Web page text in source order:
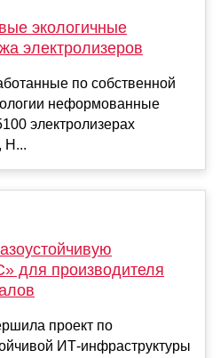
экологичные
электролизеров
по собственной
неформованные
электролизерах
Н...
для производителя
проект по
ИТ-инфраструктуры